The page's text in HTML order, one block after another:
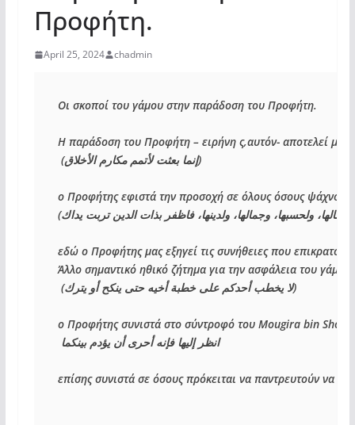
Προφήτη.
April 25, 2024 chadmin
Οι σκοποί του γάμου στην παράδοση του Προφήτη.
Η παράδοση του Προφήτη – ειρήνη ς,αυτόν- αποτελεί μια
(إنما بعثت لأتمم مكارم الأخلاق)
ο Προφήτης εφιστά την προσοχή σε όλους όσους ψάχνουν
(لمالها، ولحسبها، وجمالها، ولدينها، فاظفر بذات الدين تربت يداك
εδώ ο Προφήτης μας εξηγεί τις συνήθειες που
Άλλο σημαντικό ηθικό ζήτημα για την ασφάλεια του
(لا يخطب أحدكم على خطبة أخيه حتى ينكح أو يترك)
ο Προφήτης συνιστά στο σύντροφό του Mougira bin
انظر إليها فإنه أحرى أن يؤدم بينكما
επίσης συνιστά σε όσους πρόκειται να παντρευτούν να